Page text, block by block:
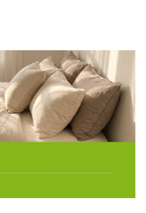
A2A Receptor）●臺
法規所稱的健康食品 PDRN
年來，PDRN 逐漸從醫美領
要受到韓國醫美市場的推
念走向居家保養等因素影
以下 3 點：— 👉韓國醫美市
，相關話題也透過韓國美妝
，逐漸受到亞洲消費者關
」的搜尋與討論也逐漸增
較短；不過，實際成分與
的相關產品則可能使用
起被討論，但不宜直接視為
「鮭魚針」是市場上常見的
代表施作後一定能達到特
造商：Rejuran（麗珠蘭）
●給藥方式：醫師執行皮下
：Healer（全臉）、
） 麗珠蘭爆紅原因有哪些？
白胜肽是什麼？跟一般膠原
哪些族群要特別注意？04膠
充方式05膠原蛋白胜肽常見
看到「三胜肽膠原蛋白」、
，實際上卻不容易分辨。
白差在哪？三胜肽膠原蛋
原蛋白胜肽、三胜肽膠原蛋
方式、適合族群與常見疑
！ 膠原蛋白胜肽是什麼？跟
蛋白胜肽（Collagen